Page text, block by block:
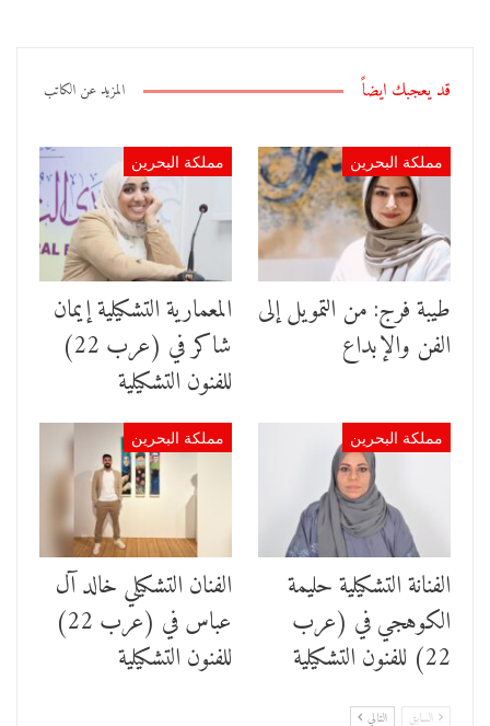
قد يعجبك ايضاً المزيد عن الكاتب
مملكة البحرين
طيبة فرج: من التمويل إلى
الفن والإبداع
مملكة البحرين
المعمارية التشكيلية إيمان
شاكر في (عرب 22)
للفنون التشكيلية
مملكة البحرين
الفنانة التشكيلية ﺣﻠﻴﻤﺔ
ﺍﻟﻜﻮﻫﺠﻲ في (عرب
22) للفنون التشكيلية
مملكة البحرين
الفنان التشكيلي خالد آل
عباس في (عرب 22)
للفنون التشكيلية
السابق التالي